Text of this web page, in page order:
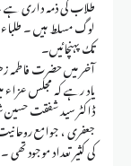
لوگ مسلط ہیں ۔
تک پہنچائیں۔
آخر میں حضرت فاطمہ
یاد رہے کہ مجلس
ڈاکٹر سید شفقت حسین
جعفری ، جوامع
کی کثیر تعداد موجود تھی ۔